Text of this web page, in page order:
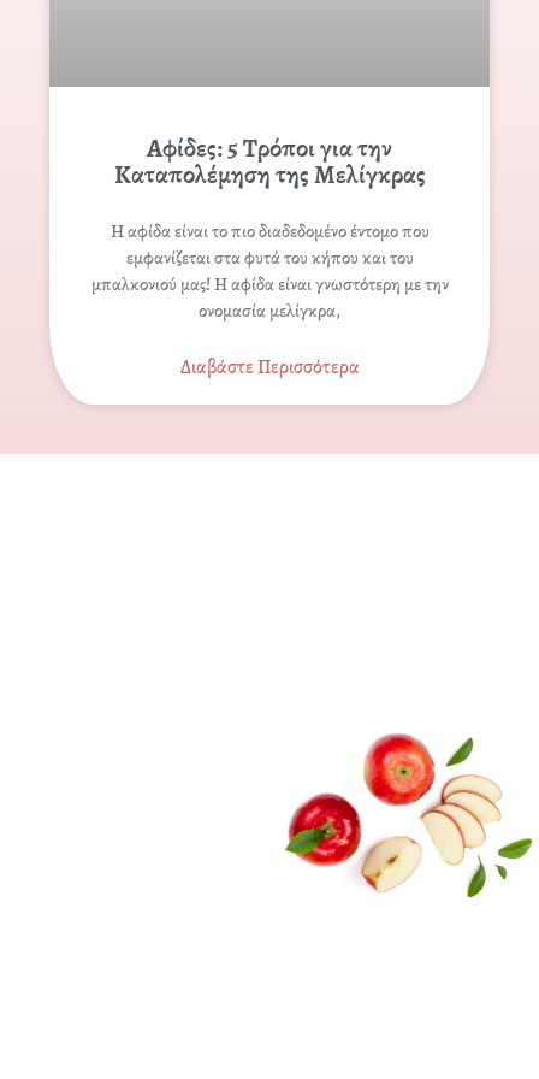
Αφίδες: 5 Τρόποι για την
Καταπολέμηση της Μελίγκρας
Η αφίδα είναι το πιο διαδεδομένο έντομο που
εμφανίζεται στα φυτά του κήπου και του
μπαλκονιού μας! Η αφίδα είναι γνωστότερη με την
ονομασία μελίγκρα,
Διαβάστε Περισσότερα